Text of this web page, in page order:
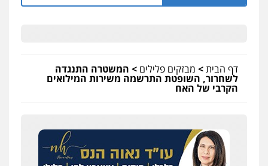
דף הבית> מבזקים פלילים > המשטרה התנגדה
לשחרור, השופטת התרשמה משירות המילואים
הקרבי של האח